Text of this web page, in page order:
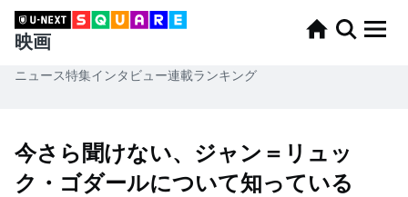
映画
ニュース特集インタビュー連載ランキング
今さら聞けない、ジャン＝リュッ
ク・ゴダールについて知っている